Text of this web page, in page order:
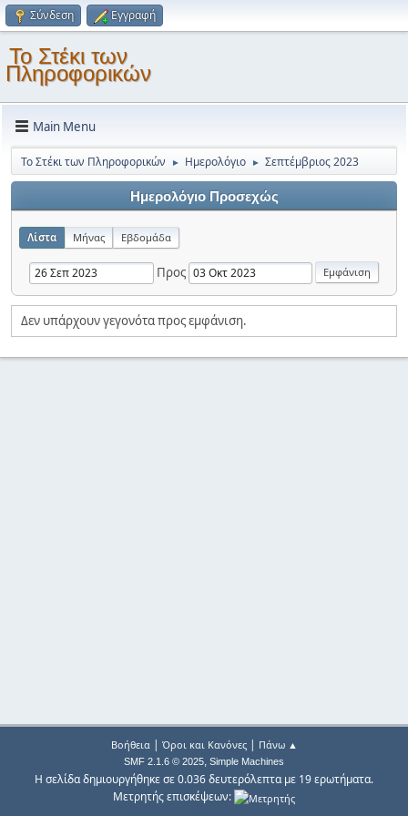
Σύνδεση Εγγραφή
Το Στέκι των
Πληροφορικών
Main Menu
Το Στέκι των Πληροφορικών ► Ημερολόγιο ► Σεπτέμβριος 2023
Ημερολόγιο Προσεχώς
Λίστα Μήνας Εβδομάδα
Προς
Δεν υπάρχουν γεγονότα προς εμφάνιση.
Βοήθεια| Όροι και Κανόνες| Πάνω ▲
SMF 2.1.6 © 2025, Simple Machines
Η σελίδα δημιουργήθηκε σε 0.036 δευτερόλεπτα με 19 ερωτήματα.
Μετρητής επισκέψεων: